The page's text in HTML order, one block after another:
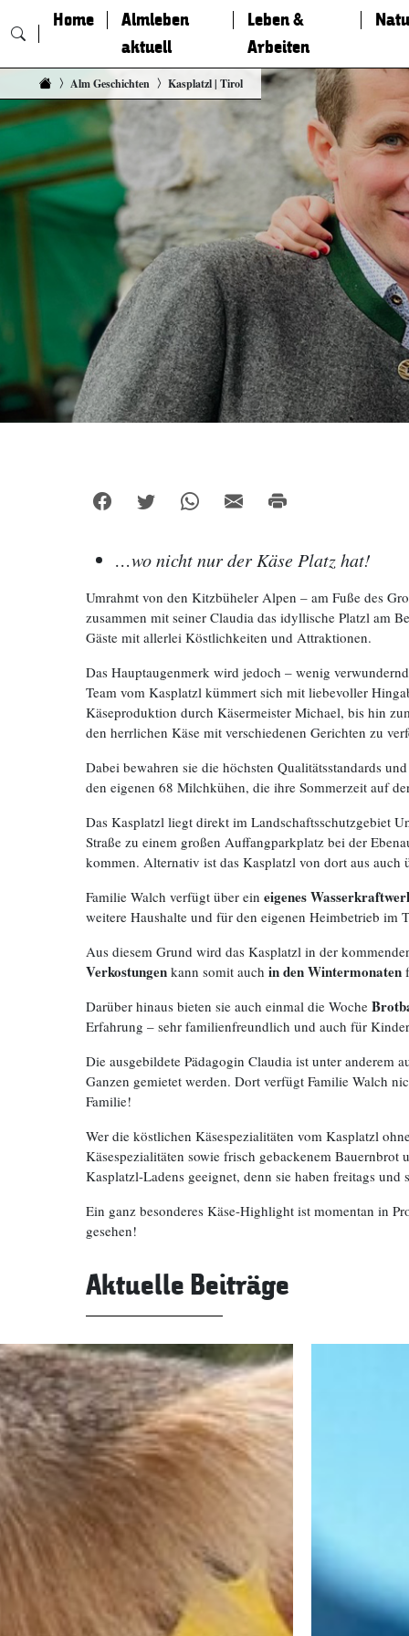
Zum Inhalt springen
Home
Almleben
aktuell
Leben &
Arbeiten
Alm Geschichten Kasplatzl | Tirol
…wo nicht nur der Käse Platz hat!
Umrahmt von den Kitzbüheler Alpen – am Fuße des
zusammen mit seiner Claudia das idyllische Platzl am
Gäste mit allerlei Köstlichkeiten und Attraktionen.
Das Hauptaugenmerk wird jedoch – wenig
Team vom Kasplatzl kümmert sich mit liebevoller
Käseproduktion durch Käsermeister Michael, bis hin
den herrlichen Käse mit verschiedenen Gerichten zu
Dabei bewahren sie die höchsten Qualitätsstandards
den eigenen 68 Milchkühen, die ihre Sommerzeit auf
Das Kasplatzl liegt direkt im Landschaftsschutzgebiet
Straße zu einem großen Auffangparkplatz bei der
kommen. Alternativ ist das Kasplatzl von dort aus auch
Familie Walch verfügt über ein eigenes
weitere Haushalte und für den eigenen Heimbetrieb im
Aus diesem Grund wird das Kasplatzl in der
Verkostungen kann somit auch in den Wintermonaten
Darüber hinaus bieten sie auch einmal die Woche
Erfahrung – sehr familienfreundlich und auch für
Die ausgebildete Pädagogin Claudia ist unter anderem
Ganzen gemietet werden. Dort verfügt Familie Walch
Familie!
Wer die köstlichen Käsespezialitäten vom Kasplatzl
Käsespezialitäten sowie frisch gebackenem
Kasplatzl-Ladens geeignet, denn sie haben freitags und
Ein ganz besonderes Käse-Highlight ist momentan in
gesehen!
Aktuelle Beiträge